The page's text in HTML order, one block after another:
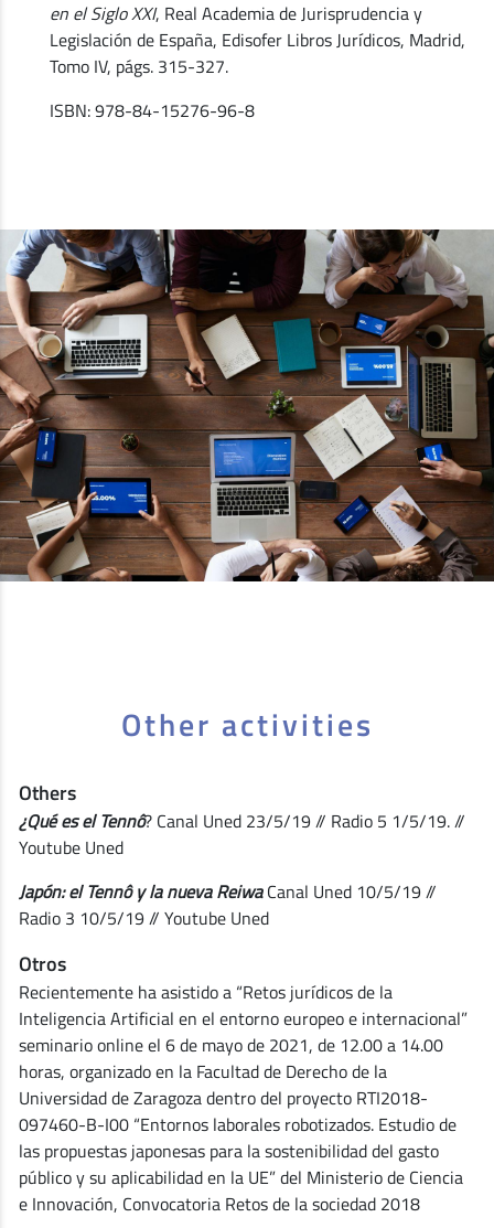
en el Siglo XXI, Real Academia de Jurisprudencia y
Legislación de España, Edisofer Libros Jurídicos, Madrid,
Tomo IV, págs. 315-327.
ISBN: 978-84-15276-96-8
Other activities
Others
¿Qué es el Tennô? Canal Uned 23/5/19 // Radio 5 1/5/19. //
Youtube Uned
Japón: el Tennô y la nueva ReiwaCanal Uned 10/5/19 //
Radio 3 10/5/19 // Youtube Uned
Otros
Recientemente ha asistido a “Retos jurídicos de la
Inteligencia Artificial en el entorno europeo e internacional”
seminario online el 6 de mayo de 2021, de 12.00 a 14.00
horas, organizado en la Facultad de Derecho de la
Universidad de Zaragoza dentro del proyecto RTI2018-
097460-B-I00 “Entornos laborales robotizados. Estudio de
las propuestas japonesas para la sostenibilidad del gasto
público y su aplicabilidad en la UE” del Ministerio de Ciencia
e Innovación, Convocatoria Retos de la sociedad 2018